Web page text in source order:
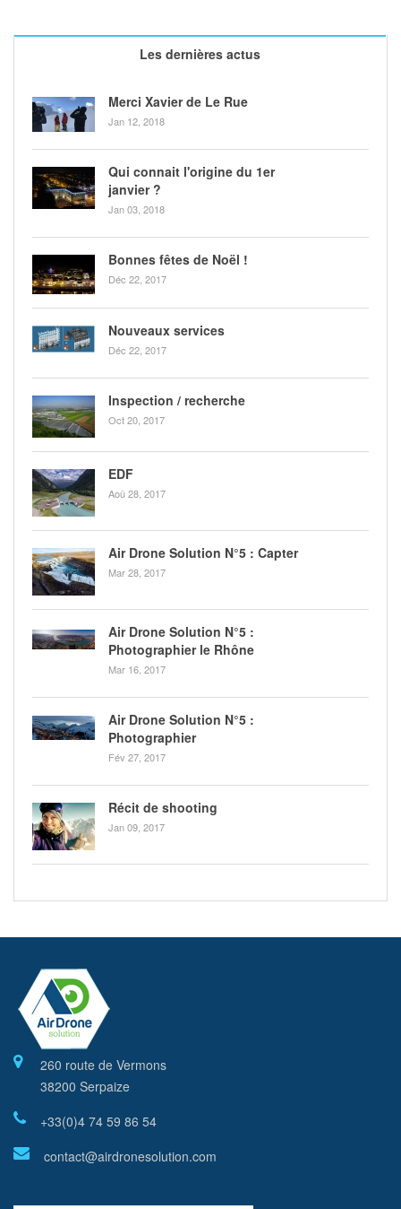
Les dernières actus
Merci Xavier de Le Rue
Jan 12, 2018
Qui connait l'origine du 1er
janvier ?
Jan 03, 2018
Bonnes fêtes de Noël !
Déc 22, 2017
Nouveaux services
Déc 22, 2017
Inspection / recherche
Oct 20, 2017
EDF
Aoû 28, 2017
Air Drone Solution N°5 : Capter
Mar 28, 2017
Air Drone Solution N°5 :
Photographier le Rhône
Mar 16, 2017
Air Drone Solution N°5 :
Photographier
Fév 27, 2017
Récit de shooting
Jan 09, 2017
260 route de Vermons
38200 Serpaize
+33(0)4 74 59 86 54
contact@airdronesolution.com